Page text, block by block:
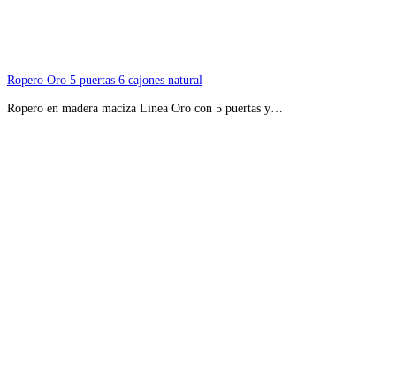
Ropero Oro 5 puertas 6 cajones natural
Ropero en madera maciza Línea Oro con 5 puertas y…